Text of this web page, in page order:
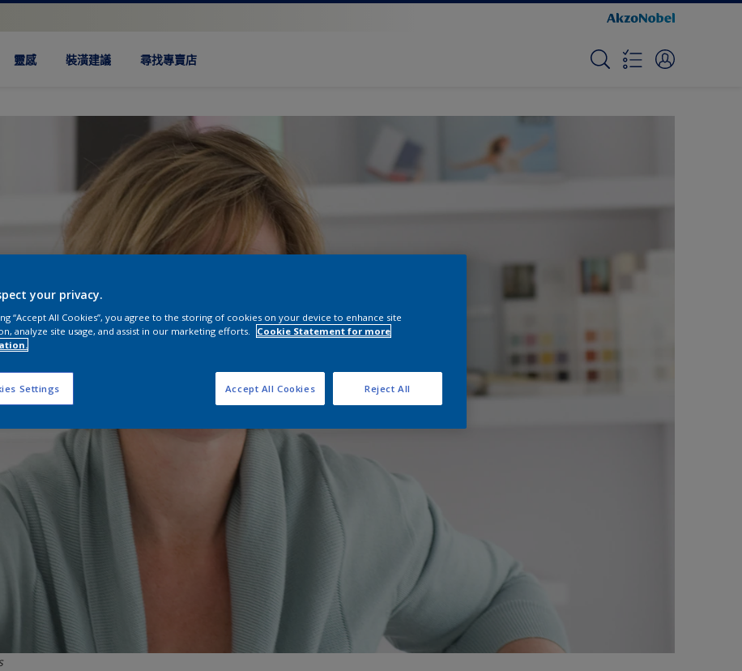
靈感 裝潢建議 尋找專賣店
your privacy.
“Accept All Cookies”, you agree to the storing of cookies on your device to enhance site
analyze site usage, and assist in our marketing efforts.
Cookie Statement for more
Settings Reject All
Accept All Cookies